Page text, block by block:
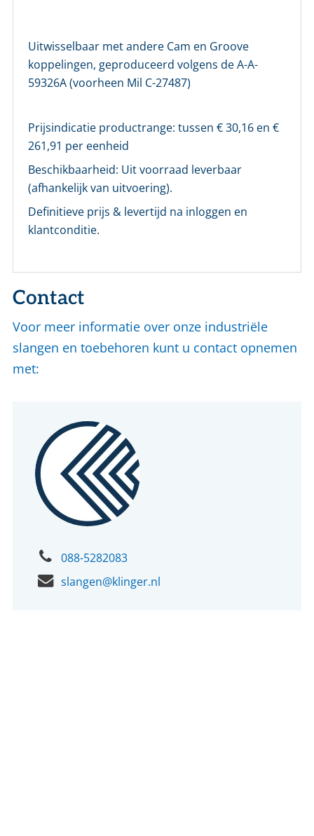
Uitwisselbaar met andere Cam en Groove
koppelingen, geproduceerd volgens de A-A-
59326A (voorheen Mil C-27487)
Prijsindicatie productrange: tussen €30,16 en €
261,91 per eenheid
Beschikbaarheid: Uit voorraad leverbaar
(afhankelijk van uitvoering).
Definitieve prijs & levertijd na inloggen en
klantconditie.
Contact
Voor meer informatie over onze industriële
slangen en toebehoren kunt u contact opnemen
met:
088-5282083
slangen@klinger.nl
Nog geen account bij ons?
Maak eerst een persoonlijk account aan